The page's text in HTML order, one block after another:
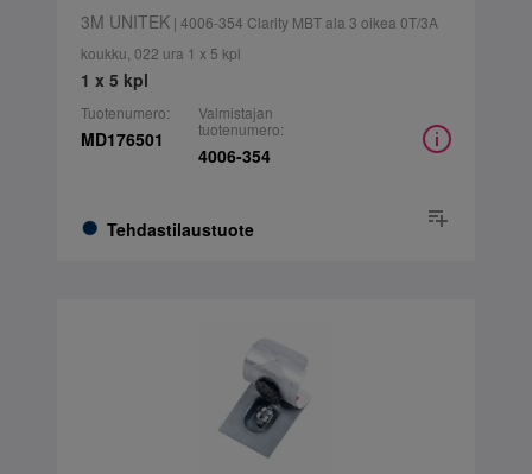
3M UNITEK| 4006-354 Clarity MBT ala 3 oikea 0T/3A
koukku, 022 ura 1 x 5 kpl
1 x 5 kpl
Tuotenumero:
MD176501
Tehdastilaustuote
Valmistajan
tuotenumero:
4006-354